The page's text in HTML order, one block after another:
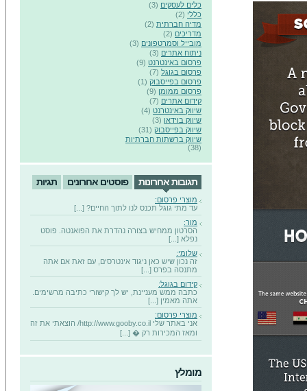
כלים לעסקים (3)
כללי (2)
מדיה חברתית (2)
מדריכים (2)
מובייל וסמרטפונים (3)
ניתוח אתרים (3)
פרסום באינטרנט (9)
פרסום בגוגל (7)
פרסום בפייסבוק (1)
פרסום ממומן (9)
קידום אתרים (7)
שיווק באינטרנט (4)
שיווק בוידאו (3)
שיווק בפייסבוק (31)
שיווק ברשתות חברתיות
(38)
תגובות אחרונות פוסטים אחרונים תגיות
מוצרי פרסום:
עד מתי גוגל תכנס לנו לתוך החיים? [...]
מור:
הסרטון ממחיש בצורה נהדרת את הפואנטה. פוסט
נפלא [...]
שלומי:
זה נכון שיש כאן ניגוד אינטרסים, עם זאת אם אתה
מתנסה בפרס [...]
קידום בגוגל:
כתבה ממש מעניינת, יש לך קישורי כתיבה מרשימים.
אתה מאמין [...]
מוצרי פרסום:
אני באתר שלי http://www.gooby.co.il/ הוצאתי את זה
ומאז המכירות רק � [...]
מומלץ